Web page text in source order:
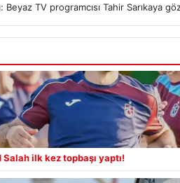
TV programcısı Tahir Sarıkaya
ilk kez topbaşı yaptı!